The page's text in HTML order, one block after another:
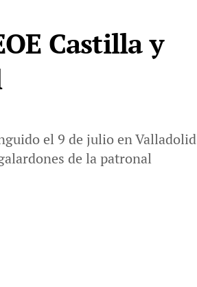
Castilla y
el 9 de julio en Valladolid
de la patronal